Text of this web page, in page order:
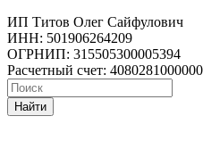
ИП Титов Олег Сайфулович
ИНН: 501906264209
ОГРНИП: 315505300005394
Расчетный счет:
Найти